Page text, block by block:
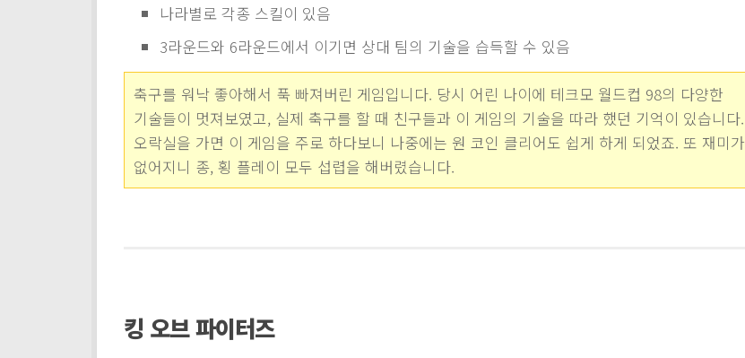
나라별로 각종 스킬이 있음
3라운드와 6라운드에서 이기면 상대 팀의 기술을 습득할 수 있음
축구를 워낙 좋아해서 푹 빠져버린 게임입니다. 당시 어린 나이에 테크모 월드컵 98의 다양한
기술들이 멋져보였고, 실제 축구를 할 때 친구들과 이 게임의 기술을 따라 했던 기억이 있습니다.
오락실을 가면 이 게임을 주로 하다보니 나중에는 원 코인 클리어도 쉽게 하게 되었죠. 또 재미가
없어지니 종, 횡 플레이 모두 섭렵을 해버렸습니다.
킹 오브 파이터즈